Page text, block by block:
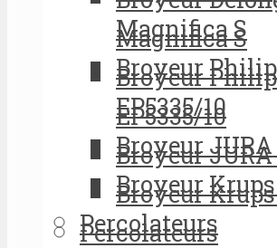
Magnifica S
Broyeur
EP5335/10
Broyeur
Broyeur Krups
Percolateurs
Magnifica S
Broyeur
EP5335/10
Broyeur
Broyeur Krups
Percolateurs